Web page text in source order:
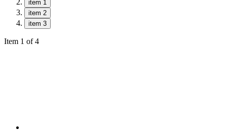
item 1
item 2
item 3
Item 1 of 4